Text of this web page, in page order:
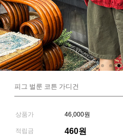
피그 벌룬 코튼 가디건
상품가 46,000원
적립금 460원